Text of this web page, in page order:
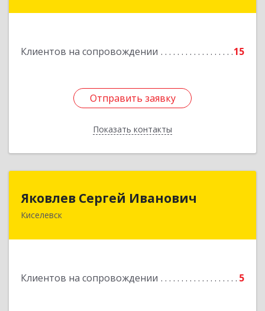
Клиентов на сопровождении 15
Отправить заявку
Показать контакты
Отправить заявку
Назад
Яковлев Сергей Иванович
Киселевск
Клиентов на сопровождении 5
Яковлев Сергей Иванович
650002, Кемеровская обл, г.Кемерово, пр-т